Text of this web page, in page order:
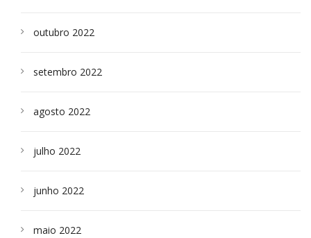
outubro 2022
setembro 2022
agosto 2022
julho 2022
junho 2022
maio 2022